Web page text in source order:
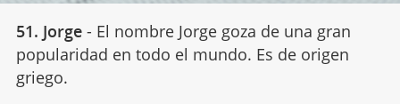
51. Jorge- El nombre Jorge goza de una gran
popularidad en todo el mundo. Es de origen
griego.